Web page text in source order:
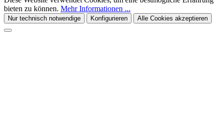
bieten zu können. Mehr Informationen ...
Nur technisch notwendige Konfigurieren Alle Cookies akzeptieren